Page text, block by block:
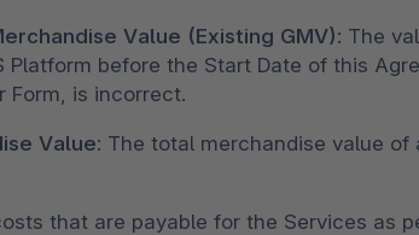
Value (Existing GMV): The
Platform before the Start Date of this
Form, is incorrect.
Value: The total merchandise value
that are payable for the Services as